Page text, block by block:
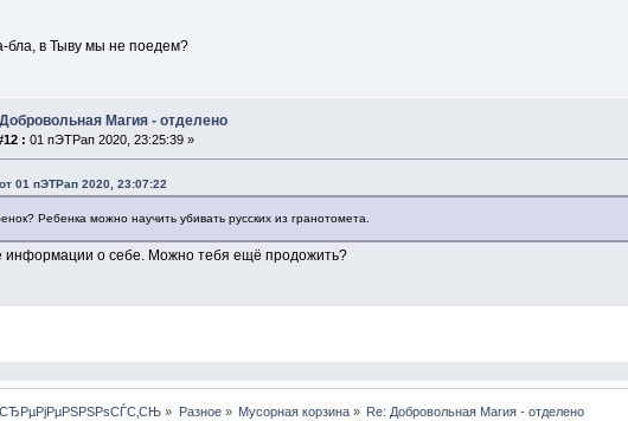
бла, в Тыву мы не поедем?
Магия - отделено
: 01 пЭТРап 2020, 23:25:39 »
01 пЭТРап 2020, 23:07:22
Ребенка можно научить убивать русских из гранотомета.
информации о себе. Можно тебя ещё продожить?
» Разное» Мусорная корзина » Re: Добровольная Магия - отделено